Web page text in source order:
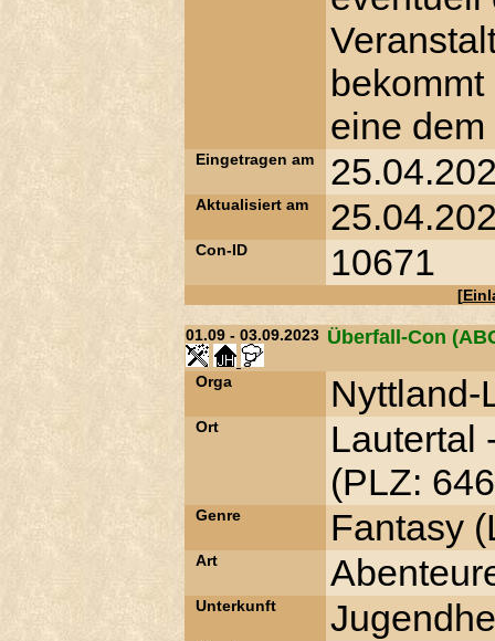
eine
Eingetragen am
Aktualisiert am
Con-ID 10671
[
01.09 - 03.09.2023 Überfall-Con
Orga Nyttland-
Ort
Lautertal
(PLZ:
Genre Fantasy
Art
Unterkunft